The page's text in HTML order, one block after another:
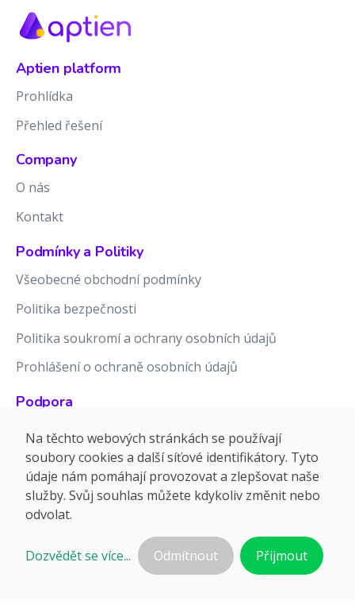
Aptien platform
Prohlídka
Přehled řešení
Company
O nás
Kontakt
Podmínky a Politiky
Všeobecné obchodní podmínky
Politika bezpečnosti
Politika soukromí a ochrany osobních údajů
Prohlášení o ochraně osobních údajů
Podpora
Znalostní báze
Release notes
Na těchto webových stránkách se používají
soubory cookies a další síťové identifikátory. Tyto
údaje nám pomáhají provozovat a zlepšovat naše
služby. Svůj souhlas můžete kdykoliv změnit nebo
odvolat.
Dozvědět se více... Odmítnout Přijmout